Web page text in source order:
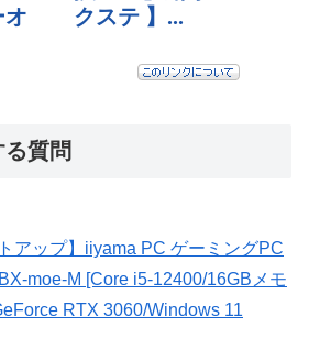
質問
アップ】iiyama PC ゲーミングPC
moe-M [Core i5-12400/16GBメモ
RTX 3060/Windows 11